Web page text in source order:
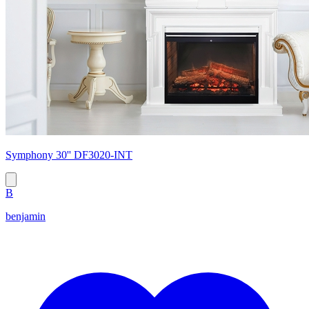
Symphony 30'' DF3020-INT
B
benjamin